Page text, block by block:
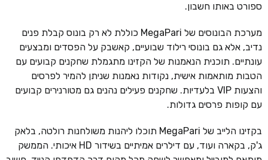
ספורט באותו חשבון.
מערכת הבונוסים של MegaPari כוללת לא רק בונוס קבלת פנים
נדיב, אלא גם בונוסי רילוד שבועיים, קאשבק על הפסדים ומבצעים
עונתיים. תוכנית הנאמנות של הקזינו מתגמלת שחקנים קבועים עם
הטבות מותאמות אישית, נקודות נאמנות שניתן להמיר לפרסים
והצעות VIP בלעדיות. שחקנים פעילים נהנים גם מטורנירים קבועים
עם קופות פרסים גדולות.
בקזינו הלייב של MegaPari תוכלו ליהנות משולחנות רולטה, בלאק
ג'ק, בקארה ועוד, עם דילרים אמיתיים בשידור HD איכותי. הממשק